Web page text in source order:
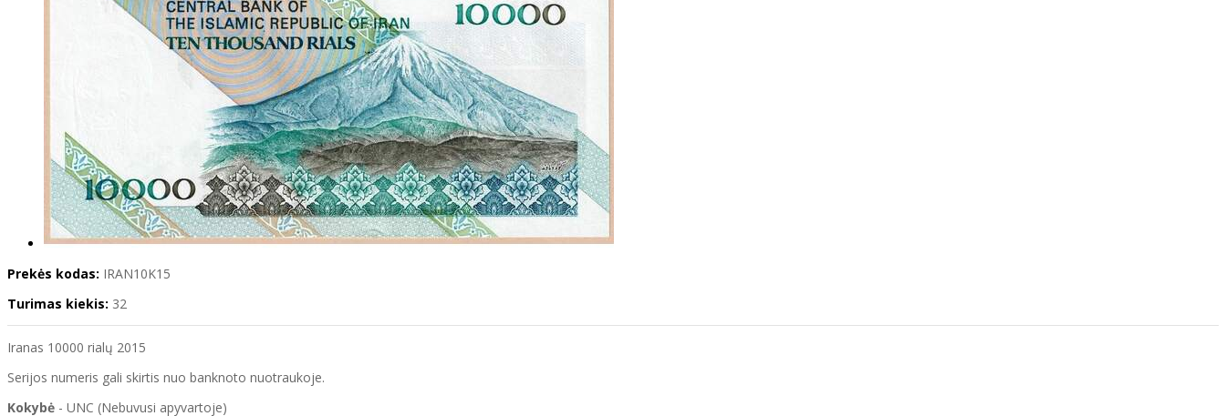
Prekės kodas: IRAN10K15
Turimas kiekis: 32
Iranas 10000 rialų 2015
Serijos numeris gali skirtis nuo banknoto nuotraukoje.
Kokybė - UNC (Nebuvusi apyvartoje)